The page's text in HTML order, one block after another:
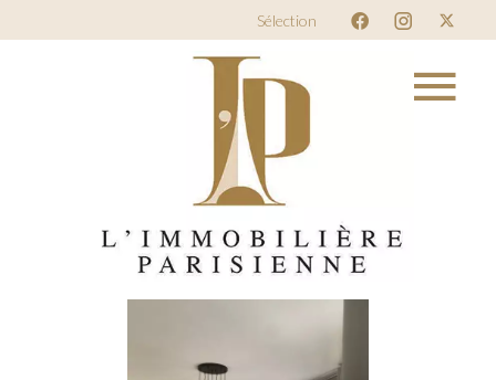
Sélection